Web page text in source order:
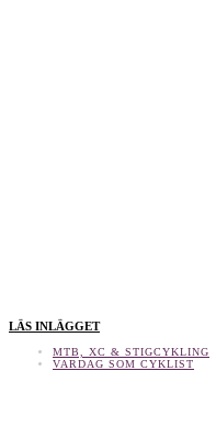
LÄS INLÄGGET
MTB, XC & STIGCYKLING
VARDAG SOM CYKLIST